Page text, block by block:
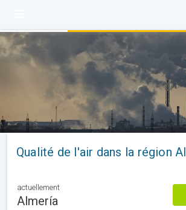
Qualité de l'air dans la région
actuellement
Almería